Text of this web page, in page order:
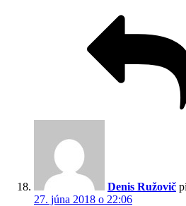
Denis Ružovič
27. júna 2018 o 22:06